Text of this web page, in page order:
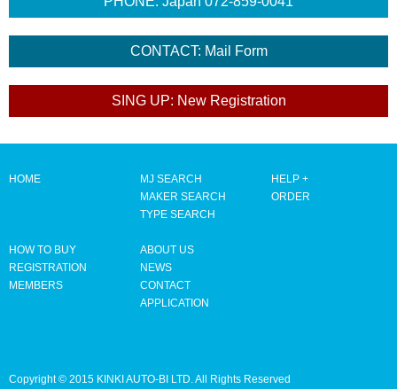
HOME
MJ SEARCH
MAKER SEARCH
TYPE SEARCH
HELP +
ORDER
HOW TO BUY
REGISTRATION
MEMBERS
ABOUT US
NEWS
CONTACT
APPLICATION
Copyright © 2015 KINKI AUTO-BI LTD. All Rights Reserved